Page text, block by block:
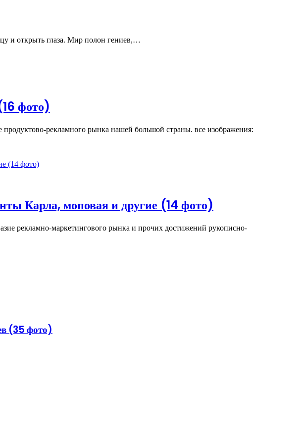
и открыть глаза. Мир полон гениев,…
фото)
рекламного рынка нашей большой страны. все изображения:
Карла, моповая и другие (14 фото)
рекламно-маркетингового рынка и прочих достижений рукописно-
(35 фото)